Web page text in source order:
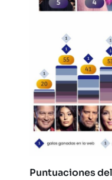
Puntuaciones